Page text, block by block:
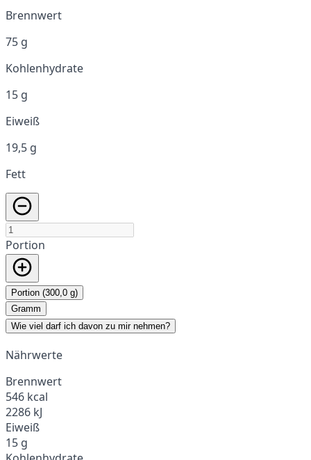
Brennwert
75 g
Kohlenhydrate
15 g
Eiweiß
19,5 g
Fett
Portion
Portion (300,0 g)
Gramm
Wie viel darf ich davon zu mir nehmen?
Nährwerte
Brennwert
546 kcal
2286 kJ
Eiweiß
15 g